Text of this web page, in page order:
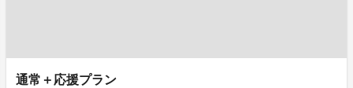
通常＋応援プラン